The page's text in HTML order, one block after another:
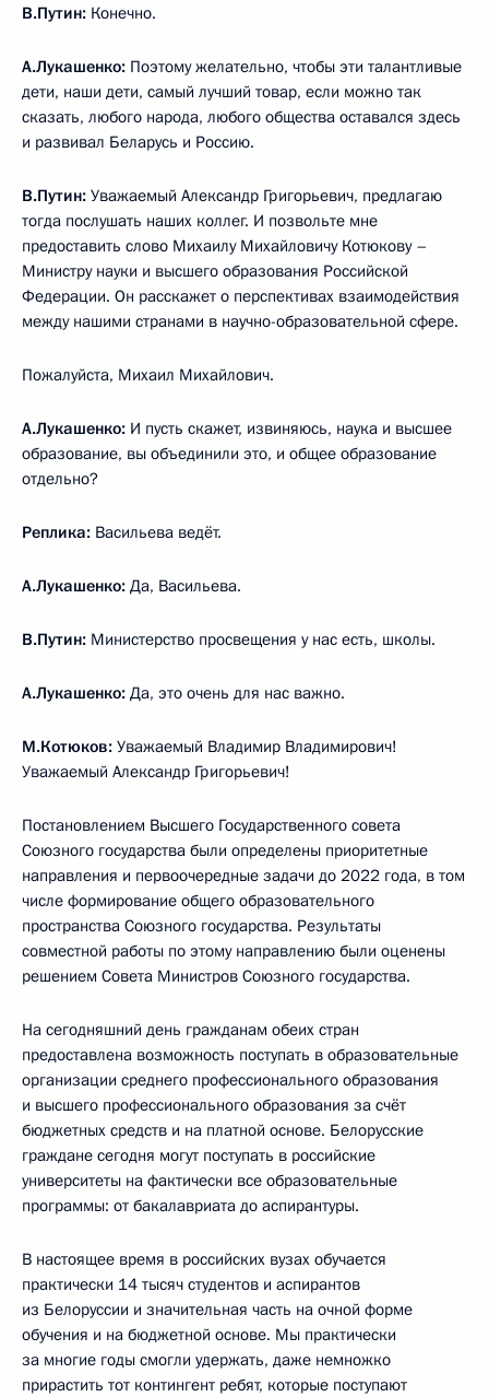
В.Путин: Конечно.
А.Лукашенко: Поэтому желательно, чтобы эти талантливые
дети, наши дети, самый лучший товар, если можно так
сказать, любого народа, любого общества оставался здесь
и развивал Беларусь и Россию.
В.Путин: Уважаемый Александр Григорьевич, предлагаю
тогда послушать наших коллег. И позвольте мне
предоставить слово Михаилу Михайловичу Котюкову –
Министру науки и высшего образования Российской
Федерации. Он расскажет о перспективах взаимодействия
между нашими странами в научно-образовательной сфере.
Пожалуйста, Михаил Михайлович.
А.Лукашенко: И пусть скажет, извиняюсь, наука и высшее
образование, вы объединили это, и общее образование
отдельно?
Реплика: Васильева ведёт.
А.Лукашенко: Да, Васильева.
В.Путин: Министерство просвещения у нас есть, школы.
А.Лукашенко: Да, это очень для нас важно.
М.Котюков: Уважаемый Владимир Владимирович!
Уважаемый Александр Григорьевич!
Постановлением Высшего Государственного совета
Союзного государства были определены приоритетные
направления и первоочередные задачи до 2022 года, в том
числе формирование общего образовательного
пространства Союзного государства. Результаты
совместной работы по этому направлению были оценены
решением Совета Министров Союзного государства.
На сегодняшний день гражданам обеих стран
предоставлена возможность поступать в образовательные
организации среднего профессионального образования
и высшего профессионального образования за счёт
бюджетных средств и на платной основе. Белорусские
граждане сегодня могут поступать в российские
университеты на фактически все образовательные
программы: от бакалавриата до аспирантуры.
В настоящее время в российских вузах обучается
практически 14 тысяч студентов и аспирантов
из Белоруссии и значительная часть на очной форме
обучения и на бюджетной основе. Мы практически
за многие годы смогли удержать, даже немножко
прирастить тот контингент ребят, которые поступают